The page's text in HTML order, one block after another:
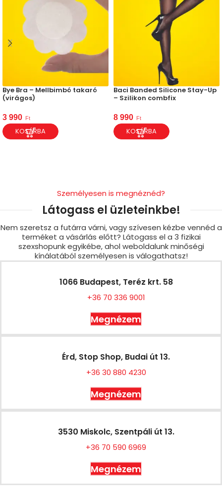
Bye Bra – Mellbimbó takaró
(virágos)
3 990 Ft
KOSÁRBA
Baci Banded Silicone Stay-Up
– Szilikon combfix
8 990 Ft
KOSÁRBA
Személyesen is megnéznéd?
Látogass el üzleteinkbe!
Nem szeretsz a futárra várni, vagy szívesen kézbe vennéd a
terméket a vásárlás előtt? Látogass el a 3 fizikai
szexshopunk egyikébe, ahol weboldalunk minőségi
kínálatából személyesen is válogathatsz!
1066 Budapest, Teréz krt. 58
+36 70 336 9001
Megnézem
Érd, Stop Shop, Budai út 13.
+36 30 880 4230
Megnézem
3530 Miskolc, Szentpáli út 13.
+36 70 590 6969
Megnézem